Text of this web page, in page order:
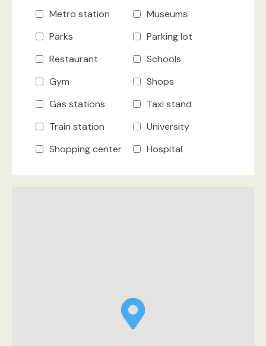
Metro station
Museums
Parks
Parking lot
Restaurant
Schools
Gym
Shops
Gas stations
Taxi stand
Train station
University
Shopping center
Hospital